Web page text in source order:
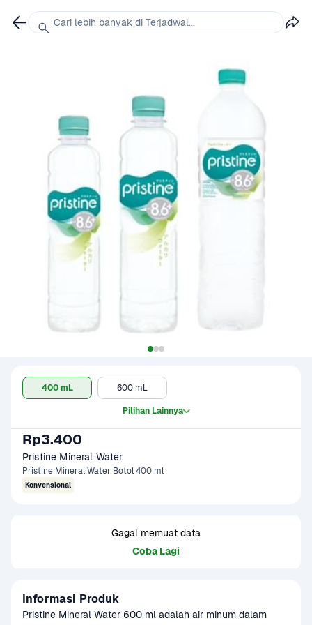
400 mL 600 mL
Pilihan Lainnya
Rp3.400
Pristine Mineral Water
Pristine Mineral Water Botol 400 ml
Konvensional
Gagal memuat data
Coba Lagi
Informasi Produk
Pristine Mineral Water 600 ml adalah air minum dalam
Cari lebih banyak di Terjadwal...